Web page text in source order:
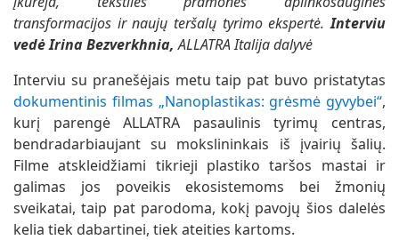
transformacijos ir naujų teršalų tyrimo ekspertė.Interviu
vedė Irina Bezverkhnia, ALLATRA Italija dalyvė
Interviu su pranešėjais metu taip pat buvo pristatytas
dokumentinis filmas „Nanoplastikas: grėsmė gyvybei“,
kurį parengė ALLATRA pasaulinis tyrimų centras,
bendradarbiaujant su mokslininkais iš įvairių šalių.
Filme atskleidžiami tikrieji plastiko taršos mastai ir
galimas jos poveikis ekosistemoms bei žmonių
sveikatai, taip pat parodoma, kokį pavojų šios dalelės
kelia tiek dabartinei, tiek ateities kartoms.